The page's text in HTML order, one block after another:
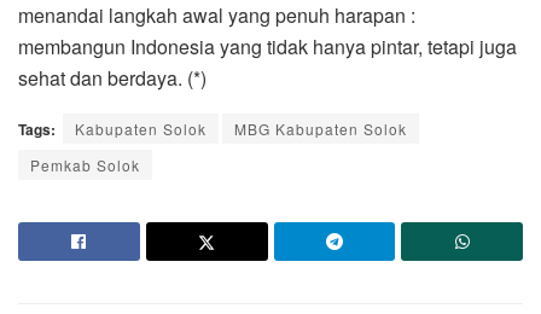
menandai langkah awal yang penuh harapan :
membangun Indonesia yang tidak hanya pintar, tetapi juga
sehat dan berdaya. (*)
Tags: Kabupaten Solok
MBG Kabupaten Solok
Pemkab Solok